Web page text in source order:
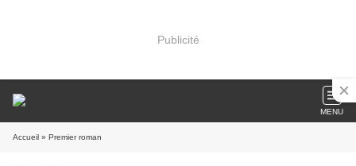
Publicité
MENU
Accueil » Premier roman